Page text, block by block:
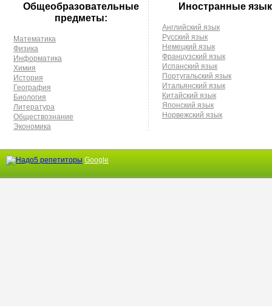
Общеобразовательные
предметы:
Математика
Физика
Информатика
Химия
История
География
Биология
Литература
Обществознание
Экономика
Иностранные
Английский язык
Русский язык
Немецкий язык
Французский язык
Испанский язык
Португальский язык
Итальянский язык
Китайский язык
Японский язык
Норвежский язык
Google